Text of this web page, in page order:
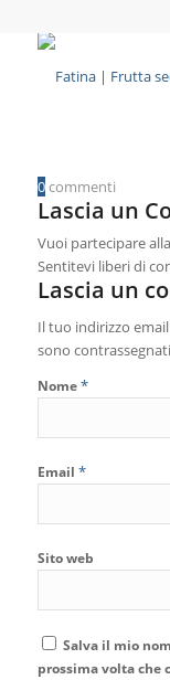
0commenti
Lascia un
Vuoi partecipare
Sentitevi liberi di
Lascia un
Il tuo indirizzo
sono contrassegnati
Nome*
Email *
Sito web
Salva il mio
prossima volta che